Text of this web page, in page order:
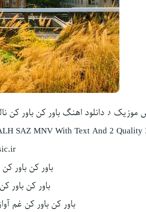
موزیک ♪ دانلود اهنگ باور کن باور کن
SAZ MNV With Text And 2 Quality
باور کن باور
باور کن باور
باور کن باور کن غم